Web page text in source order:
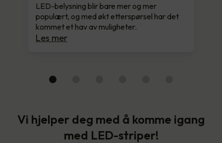
LED-belysning blir bare mer og mer
populært, og med økt etterspørsel har det
kommet et hav av muligheter.
Les mer
Vi hjelper deg med å komme igang
med LED-striper!